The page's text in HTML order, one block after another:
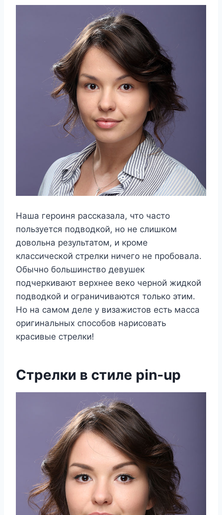
Наша героиня рассказала, что часто
пользуется подводкой, но не слишком
довольна результатом, и кроме
классической стрелки ничего не пробовала.
Обычно большинство девушек
подчеркивают верхнее веко черной жидкой
подводкой и ограничиваются только этим.
Но на самом деле у визажистов есть масса
оригинальных способов нарисовать
красивые стрелки!
Стрелки в стиле pin-up